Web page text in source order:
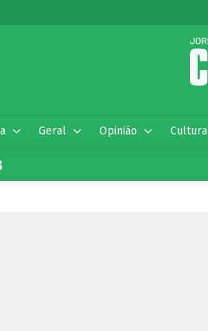
Geral Opinião Cultura